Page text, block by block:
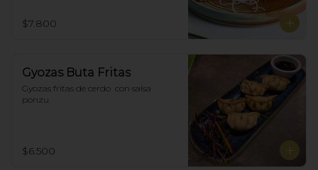
$7.800
Gyozas Buta Fritas
Gyozas fritas de cerdo  con salsa
ponzu
$6.500